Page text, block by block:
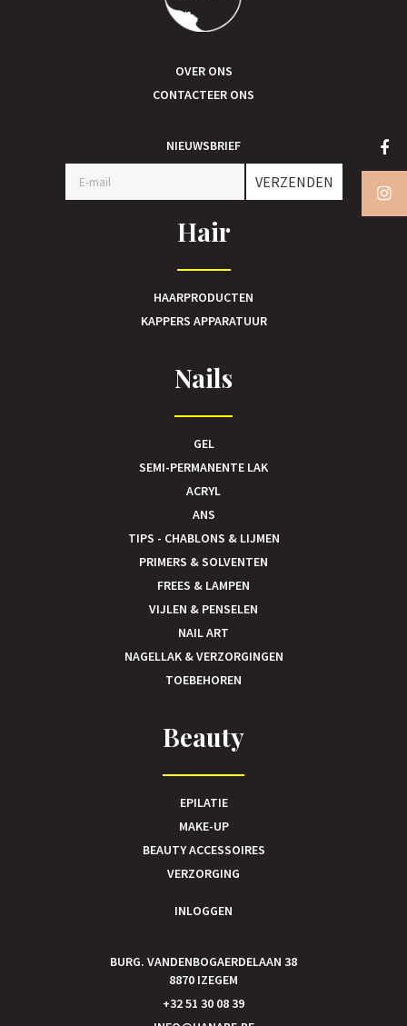
OVER ONS
CONTACTEER ONS
NIEUWSBRIEF
VERZENDEN
Hair
HAARPRODUCTEN
KAPPERS APPARATUUR
Nails
GEL
SEMI-PERMANENTE LAK
ACRYL
ANS
TIPS - CHABLONS & LIJMEN
PRIMERS & SOLVENTEN
FREES & LAMPEN
VIJLEN & PENSELEN
NAIL ART
NAGELLAK & VERZORGINGEN
TOEBEHOREN
Beauty
EPILATIE
MAKE-UP
BEAUTY ACCESSOIRES
VERZORGING
INLOGGEN
BURG. VANDENBOGAERDELAAN 38
8870 IZEGEM
+32 51 30 08 39